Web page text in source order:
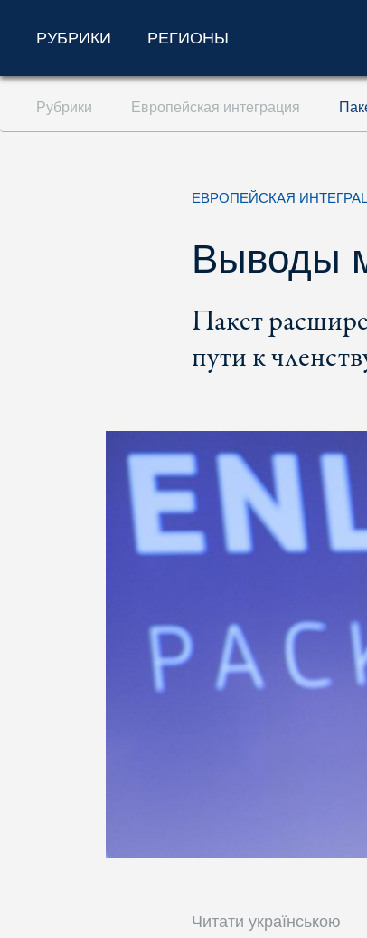
Перейти к содержанию (ключ
Перейти к поиску (ключ доступа '2')
РУБРИКИ РЕГИОНЫ
Рубрики Европейская интеграция
ЕВРОПЕЙСКАЯ
Выводы
Пакет
пути к
Читати українською